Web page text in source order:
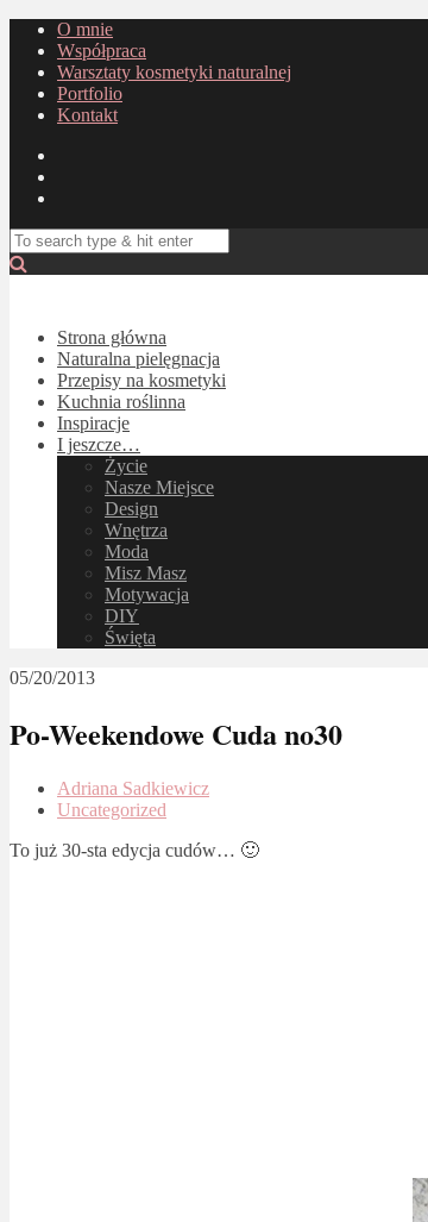
O mnie
Współpraca
Warsztaty kosmetyki naturalnej
Portfolio
Kontakt
Strona główna
Naturalna pielęgnacja
Przepisy na kosmetyki
Kuchnia roślinna
Inspiracje
I jeszcze…
Życie
Nasze Miejsce
Design
Wnętrza
Moda
Misz Masz
Motywacja
DIY
Święta
05/20/2013
Po-Weekendowe Cuda no30
Adriana Sadkiewicz
Uncategorized
To już 30-sta edycja cudów… 🙂